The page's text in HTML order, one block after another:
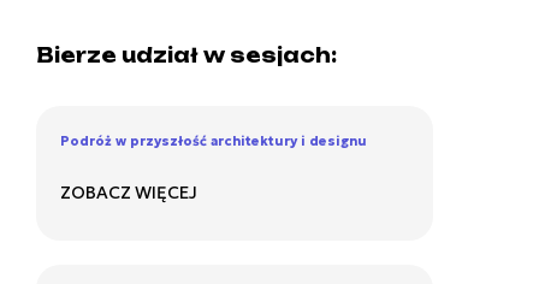
Bierze udział w sesjach:
Podróż w przyszłość architektury i designu
ZOBACZ WIĘCEJ